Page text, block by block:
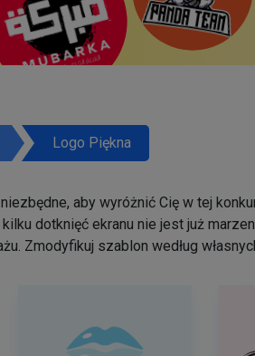
Logo Piękna
aby wyróżnić Cię w tej
dotknięć ekranu nie jest już
Zmodyfikuj szablon według